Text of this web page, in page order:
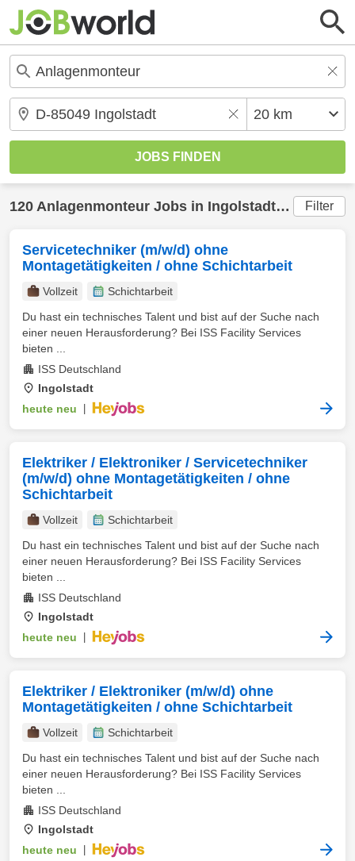
120 Anlagenmonteur Jobs in Ingolstadt(20 km)
Filter
Servicetechniker (m/w/d) ohne
Montagetätigkeiten / ohne Schichtarbeit
Vollzeit
Schichtarbeit
Du hast ein technisches Talent und bist auf der Suche nach
einer neuen Herausforderung? Bei ISS Facility Services
bieten ...
ISS Deutschland
Ingolstadt
heute neu
Elektriker / Elektroniker / Servicetechniker
(m/w/d) ohne Montagetätigkeiten / ohne
Schichtarbeit
Vollzeit
Schichtarbeit
Du hast ein technisches Talent und bist auf der Suche nach
einer neuen Herausforderung? Bei ISS Facility Services
bieten ...
ISS Deutschland
Ingolstadt
heute neu
Elektriker / Elektroniker (m/w/d) ohne
Montagetätigkeiten / ohne Schichtarbeit
Vollzeit
Schichtarbeit
Du hast ein technisches Talent und bist auf der Suche nach
einer neuen Herausforderung? Bei ISS Facility Services
bieten ...
ISS Deutschland
Ingolstadt
heute neu